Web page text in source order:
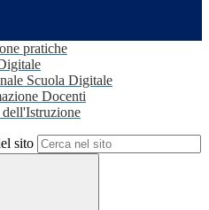
pratiche
Scuola Digitale
Docenti
sito